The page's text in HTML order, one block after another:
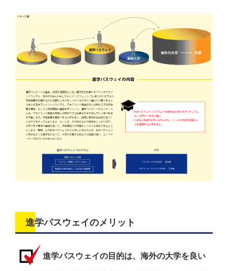
進学パスウェイのメリット
進学パスウェイの目的は、海外の大学を良い